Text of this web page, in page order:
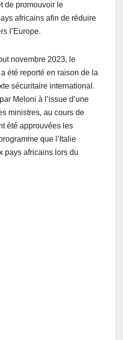
de promouvoir le
africains afin de réduire
l’Europe.
novembre 2023, le
été reporté en raison de la
sécuritaire international.
Meloni à l’issue d’une
ministres, au cours de
été approuvées les
que l’Italie
pays africains lors du